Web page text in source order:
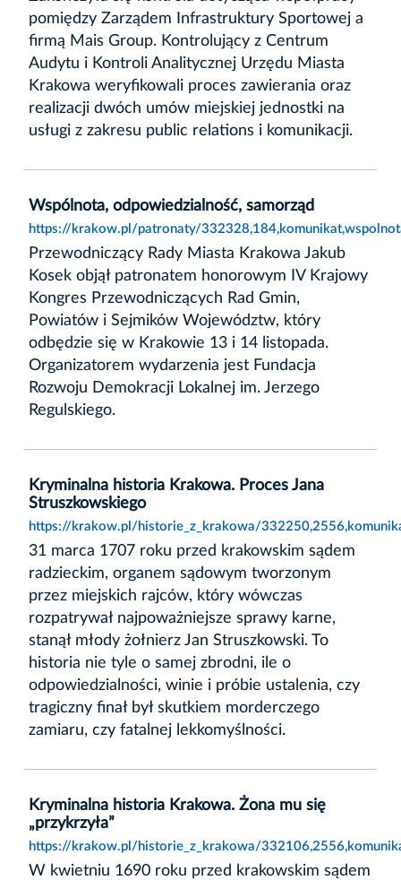
pomiędzy Zarządem Infrastruktury Sportowej a
firmą Mais Group. Kontrolujący z Centrum
Audytu i Kontroli Analitycznej Urzędu Miasta
Krakowa weryfikowali proces zawierania oraz
realizacji dwóch umów miejskiej jednostki na
usługi z zakresu public relations i komunikacji.
Wspólnota, odpowiedzialność, samorząd
https://krakow.pl/patronaty/
Przewodniczący Rady Miasta Krakowa Jakub
Kosek objął patronatem honorowym IV Krajowy
Kongres Przewodniczących Rad Gmin,
Powiatów i Sejmików Województw, który
odbędzie się w Krakowie 13 i 14 listopada.
Organizatorem wydarzenia jest Fundacja
Rozwoju Demokracji Lokalnej im. Jerzego
Regulskiego.
Kryminalna historia Krakowa. Proces Jana
Struszkowskiego
https://krakow.pl/historie_z_krakowa/
31 marca 1707 roku przed krakowskim sądem
radzieckim, organem sądowym tworzonym
przez miejskich rajców, który wówczas
rozpatrywał najpoważniejsze sprawy karne,
stanął młody żołnierz Jan Struszkowski. To
historia nie tyle o samej zbrodni, ile o
odpowiedzialności, winie i próbie ustalenia, czy
tragiczny finał był skutkiem morderczego
zamiaru, czy fatalnej lekkomyślności.
Kryminalna historia Krakowa. Żona mu się
„przykrzyła”
https://krakow.pl/historie_z_krakowa/
W kwietniu 1690 roku przed krakowskim sądem